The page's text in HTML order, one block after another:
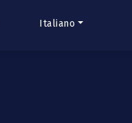
Italiano